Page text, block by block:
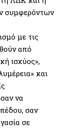
συμφερόντων
με τις
από
ισχύος»,
και
να
σαν
σε